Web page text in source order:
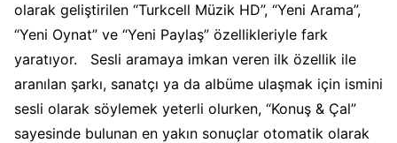
olarak geliştirilen “Turkcell Müzik HD”, “Yeni Arama”,
“Yeni Oynat” ve “Yeni Paylaş” özellikleriyle fark
yaratıyor. Sesli aramaya imkan veren ilk özellik ile
aranılan şarkı, sanatçı ya da albüme ulaşmak için ismini
sesli olarak söylemek yeterli olurken, “Konuş & Çal”
sayesinde bulunan en yakın sonuçlar otomatik olarak